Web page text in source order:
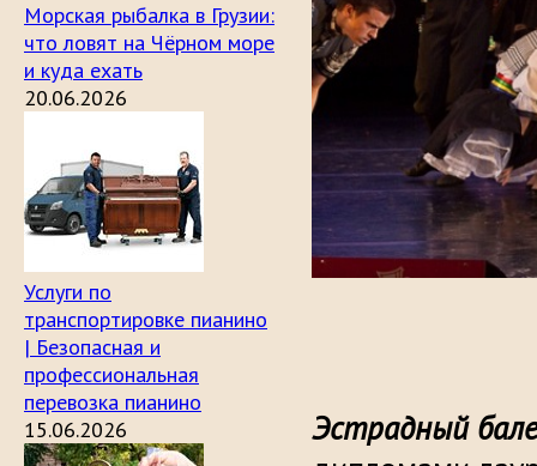
Морская рыбалка в Грузии:
что ловят на Чёрном море
и куда ехать
20.06.2026
Услуги по
транспортировке пианино
| Безопасная и
профессиональная
перевозка пианино
15.06.2026
Эстрадный